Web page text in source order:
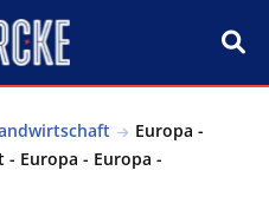
Europa -
Europa - Europa -